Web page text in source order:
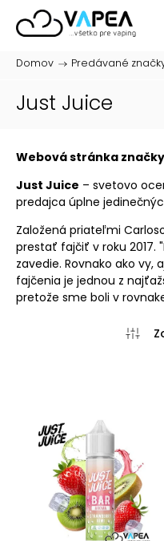
Domov / Predávané
Just Juice
Webová stránka
Just Juice – svetovo
predajca úplne
Založená priateľmi
prestať fajčiť v roku 2017.
zavedie. Rovnako ako vy,
fajčenia je jednou z
pretože sme boli v